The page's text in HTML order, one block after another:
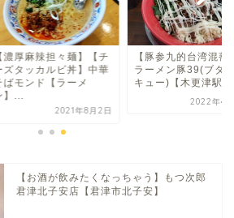
濃厚麻辣担々麺】【チ
ズタッカルビ丼】中華
ばモンド【ラーメ
】...
2021年8月2日
【豚参九的台湾混蕎
ラーメン豚39(ブタ
キュー)【木更津駅
2022年4
【お酒が飲みたくなっちゃう】もつ次郎
君津北子安店【君津市北子安】